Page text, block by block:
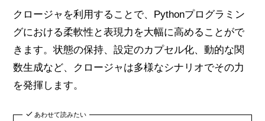
クロージャを利用することで、Pythonプログラミン
グにおける柔軟性と表現力を大幅に高めることがで
きます。状態の保持、設定のカプセル化、動的な関
数生成など、クロージャは多様なシナリオでその力
を発揮します。
あわせて読みたい